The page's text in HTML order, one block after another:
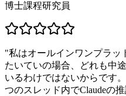
博士課程研究員
"私はオールインワンプラッ
たいていの場合、どれも中
いるわけではないからです
つのスレッド内でClaudeの